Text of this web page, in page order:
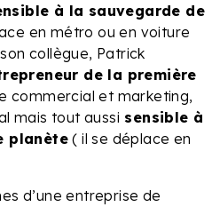
à la sauvegarde de
en métro ou en voiture
collègue, Patrick
de la première
commercial et marketing,
mais tout aussi sensible à
planète ( il se déplace en
d’une entreprise de